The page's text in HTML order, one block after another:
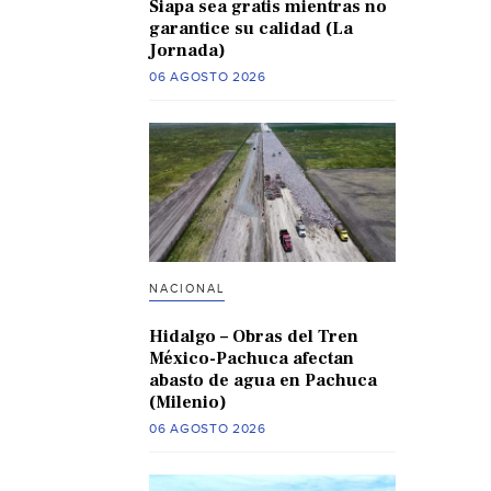
Siapa sea gratis mientras no
garantice su calidad (La
Jornada)
06 AGOSTO 2026
NACIONAL
Hidalgo – Obras del Tren
México-Pachuca afectan
abasto de agua en Pachuca
(Milenio)
06 AGOSTO 2026